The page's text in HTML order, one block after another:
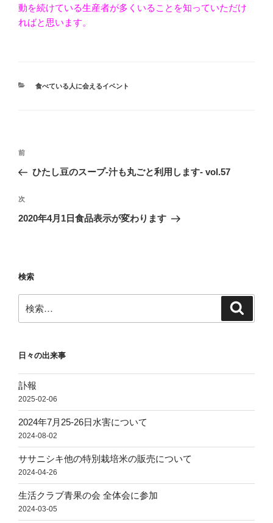
動を続けている生産者が多くいることを知っていただけ
ればと思います。
カ
食べている人に会えるイベント
投
ナ
ビ
ゲ
ン
前
の
稿
前
ひたし豆のスープ-汁も丸ごと利用します- vol.57
次
の
次
2020年4月1日食品表示が変わります
検索
索:
日々の出来事
訃報
2025-02-06
2024年7月25-26日水害について
2024-08-02
ササニシキ他の特別栽培米の販売について
2024-04-26
生活クラブ青果の会 全体会に参加
2024-03-05